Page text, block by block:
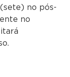
no pós-
no